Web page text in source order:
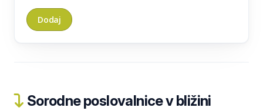
Sorodne poslovalnice v bližini